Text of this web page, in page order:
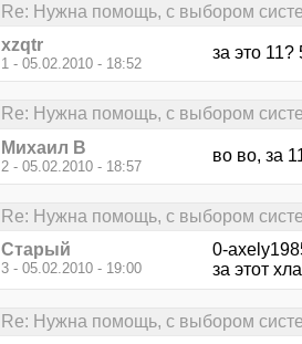
Re: Нужна помощь, с выбором
xzqtr
1 - 05.02.2010 - 18:52
за это
Re: Нужна помощь, с выбором
Михаил В
2 - 05.02.2010 - 18:57
во во, за
Re: Нужна помощь, с выбором
Старый
3 - 05.02.2010 - 19:00
0-
за этот
Re: Нужна помощь, с выбором